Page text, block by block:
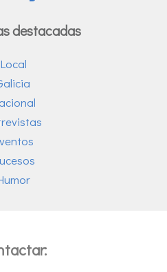
destacadas
Local